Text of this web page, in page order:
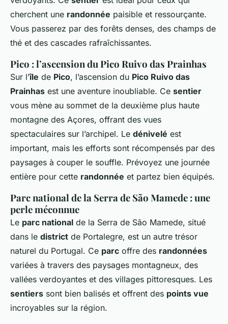
cherchent une randonnée paisible et ressourçante.
Vous passerez par des forêts denses, des champs de
thé et des cascades rafraîchissantes.
Pico : l’ascension du Pico Ruivo das Prainhas
Sur l’île de Pico, l’ascension du Pico Ruivo das
Prainhas est une aventure inoubliable. Ce sentier
vous mène au sommet de la deuxième plus haute
montagne des Açores, offrant des vues
spectaculaires sur l’archipel. Le dénivelé est
important, mais les efforts sont récompensés par des
paysages à couper le souffle. Prévoyez une journée
entière pour cette randonnée et partez bien équipés.
Parc national de la Serra de São Mamede : une
perle méconnue
Le parc national de la Serra de São Mamede, situé
dans le district de Portalegre, est un autre trésor
naturel du Portugal. Ce parc offre des randonnées
variées à travers des paysages montagneux, des
vallées verdoyantes et des villages pittoresques. Les
sentiers sont bien balisés et offrent des points vue
incroyables sur la région.